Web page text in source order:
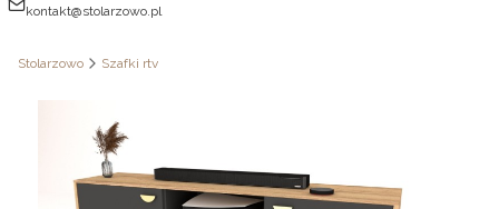
kontakt@stolarzowo.pl
Stolarzowo Szafki rtv